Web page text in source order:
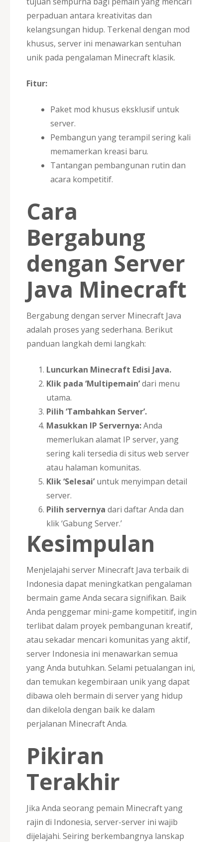
perpaduan antara kreativitas dan
kelangsungan hidup. Terkenal dengan mod
khusus, server ini menawarkan sentuhan
unik pada pengalaman Minecraft klasik.
Fitur:
Paket mod khusus eksklusif untuk
server.
Pembangun yang terampil sering kali
memamerkan kreasi baru.
Tantangan pembangunan rutin dan
acara kompetitif.
Cara
Bergabung
dengan Server
Java Minecraft
Bergabung dengan server Minecraft Java
adalah proses yang sederhana. Berikut
panduan langkah demi langkah:
Luncurkan Minecraft Edisi Java.
Klik pada ‘Multipemain’dari menu
utama.
Pilih ‘Tambahkan Server’.
Masukkan IP Servernya:Anda
memerlukan alamat IP server, yang
sering kali tersedia di situs web server
atau halaman komunitas.
Klik ‘Selesai’untuk menyimpan detail
server.
Pilih servernya dari daftar Anda dan
klik ‘Gabung Server.’
Kesimpulan
Menjelajahi server Minecraft Java terbaik di
Indonesia dapat meningkatkan pengalaman
bermain game Anda secara signifikan. Baik
Anda penggemar mini-game kompetitif, ingin
terlibat dalam proyek pembangunan kreatif,
atau sekadar mencari komunitas yang aktif,
server Indonesia ini menawarkan semua
yang Anda butuhkan. Selami petualangan ini,
dan temukan kegembiraan unik yang dapat
dibawa oleh bermain di server yang hidup
dan dikelola dengan baik ke dalam
perjalanan Minecraft Anda.
Pikiran
Terakhir
Jika Anda seorang pemain Minecraft yang
rajin di Indonesia, server-server ini wajib
dijelajahi. Seiring berkembangnya lanskap